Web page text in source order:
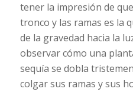
tener la impresión de
tronco y las ramas es la
de la gravedad hacia la
observar cómo una
sequía se dobla
colgar sus ramas y sus